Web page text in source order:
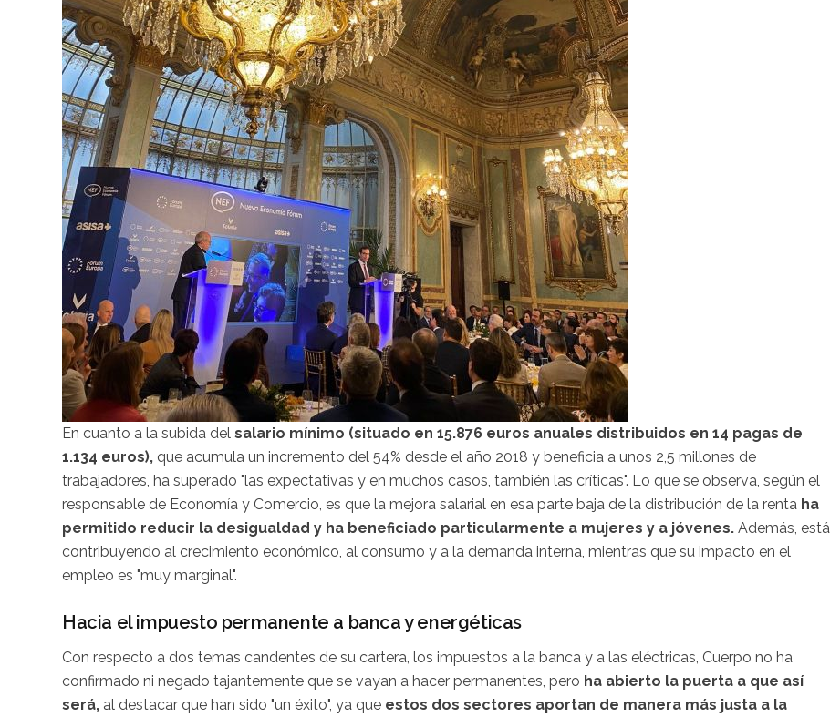
En cuanto a la subida del salario mínimo (situado en 15.876 euros anuales distribuidos en 14 pagas de
1.134 euros), que acumula un incremento del 54% desde el año 2018 y beneficia a unos 2,5 millones de
trabajadores, ha superado "las expectativas y en muchos casos, también las críticas". Lo que se observa, según el
responsable de Economía y Comercio, es que la mejora salarial en esa parte baja de la distribución de la renta ha
permitido reducir la desigualdad y ha beneficiado particularmente a mujeres y a jóvenes. Además, está
contribuyendo al crecimiento económico, al consumo y a la demanda interna, mientras que su impacto en el
empleo es "muy marginal".
Hacia el impuesto permanente a banca y energéticas
Con respecto a dos temas candentes de su cartera, los impuestos a la banca y a las eléctricas, Cuerpo no ha
confirmado ni negado tajantemente que se vayan a hacer permanentes, pero ha abierto la puerta a que así
será, al destacar que han sido "un éxito", ya que estos dos sectores aportan de manera más justa a la